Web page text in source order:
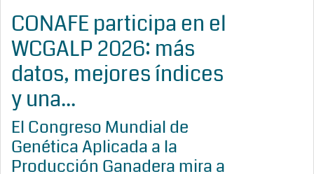
CONAFE participa en el
WCGALP 2026: más
datos, mejores índices
y una...
El Congreso Mundial de
Genética Aplicada a la
Producción Ganadera mira a